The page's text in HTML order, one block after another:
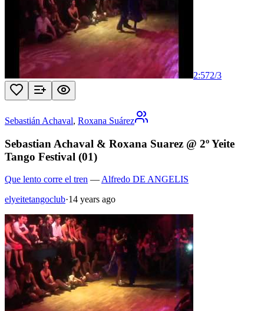
2:572/3
Sebastián Achaval, Roxana Suárez
Sebastian Achaval & Roxana Suarez @ 2º Yeite
Tango Festival (01)
Que lento corre el tren —Alfredo DE ANGELIS
elyeitetangoclub·14 years ago